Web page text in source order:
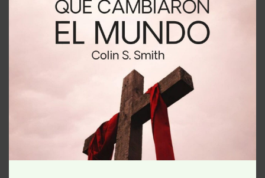
7 Salmos para confesar tus
Kevin Halloran | Jun 20, 2026